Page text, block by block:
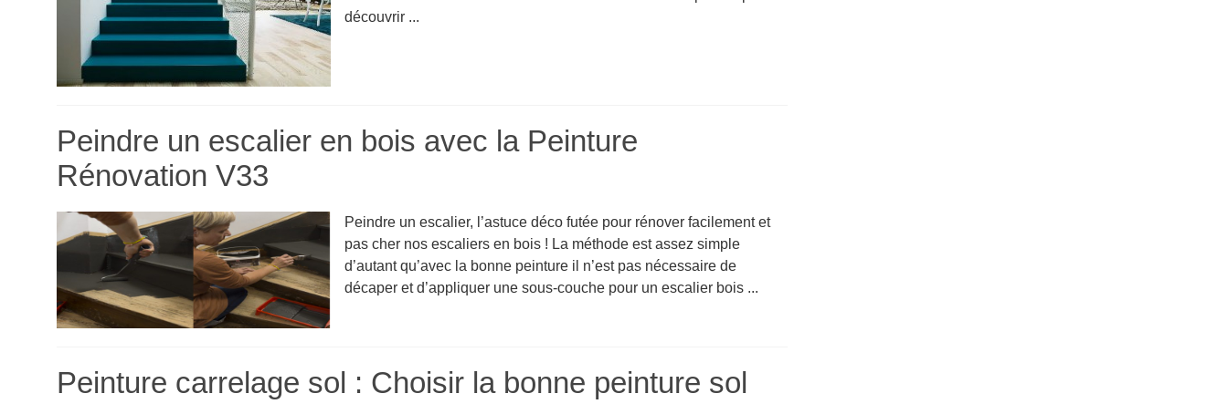
découvrir ...
Peindre un escalier en bois avec la Peinture
Rénovation V33
Peindre un escalier, l’astuce déco futée pour rénover facilement et
pas cher nos escaliers en bois ! La méthode est assez simple
d’autant qu’avec la bonne peinture il n’est pas nécessaire de
décaper et d’appliquer une sous-couche pour un escalier bois ...
Peinture carrelage sol : Choisir la bonne peinture sol